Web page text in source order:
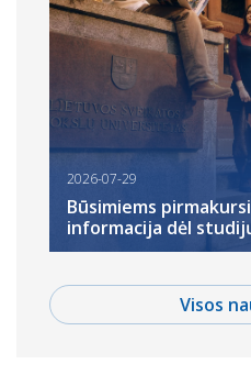
2026-07-29
Būsimiems
informacija dėl
Visos